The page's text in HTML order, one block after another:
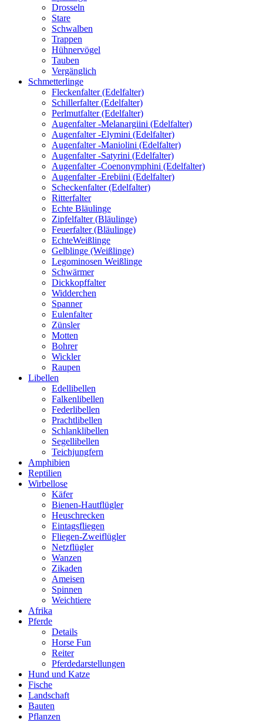
Drosseln
Stare
Schwalben
Trappen
Hühnervögel
Tauben
Vergänglich
Schmetterlinge
Fleckenfalter (Edelfalter)
Schillerfalter (Edelfalter)
Perlmutfalter (Edelfalter)
Augenfalter -Melanargiini (Edelfalter)
Augenfalter -Elymini (Edelfalter)
Augenfalter -Maniolini (Edelfalter)
Augenfalter -Satyrini (Edelfalter)
Augenfalter -Coenonymphini (Edelfalter)
Augenfalter -Erebiini (Edelfalter)
Scheckenfalter (Edelfalter)
Ritterfalter
Echte Bläulinge
Zipfelfalter (Bläulinge)
Feuerfalter (Bläulinge)
EchteWeißlinge
Gelblinge (Weißlinge)
Legominosen Weißlinge
Schwärmer
Dickkopffalter
Widderchen
Spanner
Eulenfalter
Zünsler
Motten
Bohrer
Wickler
Raupen
Libellen
Edellibellen
Falkenlibellen
Federlibellen
Prachtlibellen
Schlanklibellen
Segellibellen
Teichjungfern
Amphibien
Reptilien
Wirbellose
Käfer
Bienen-Hautflügler
Heuschrecken
Eintagsfliegen
Fliegen-Zweiflügler
Netzflügler
Wanzen
Zikaden
Ameisen
Spinnen
Weichtiere
Afrika
Pferde
Details
Horse Fun
Reiter
Pferdedarstellungen
Hund und Katze
Fische
Landschaft
Bauten
Pflanzen